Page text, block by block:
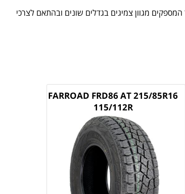
מגוון צמיגים בגדלים שונים ובהתאם לצרכי
FARROAD FRD86 AT 215/85R16
115/112R